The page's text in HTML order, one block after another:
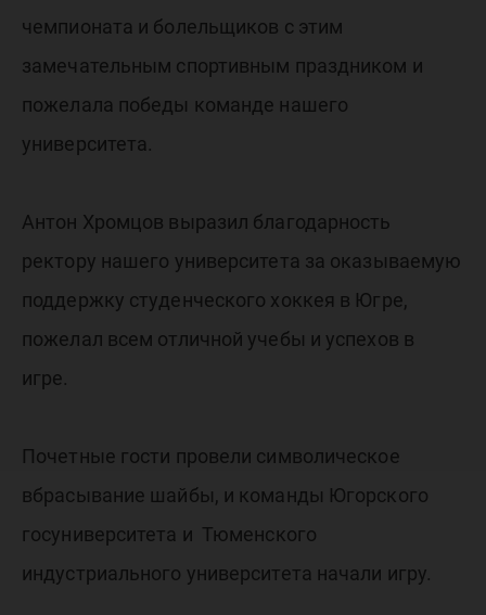
чемпионата и болельщиков с этим
замечательным спортивным праздником и
пожелала победы команде нашего
университета.
Антон Хромцов выразил благодарность
ректору нашего университета за оказываемую
поддержку студенческого хоккея в Югре,
пожелал всем отличной учебы и успехов в
игре.
Почетные гости провели символическое
вбрасывание шайбы, и команды Югорского
госуниверситета и Тюменского
индустриального университета начали игру.